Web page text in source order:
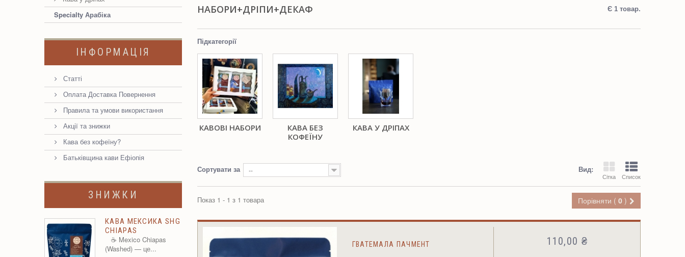
Specialty Арабіка
ІНФОРМАЦІЯ
Статті
Оплата Доставка Повернення
Правила та умови використання
Акції та знижки
Кава без кофеїну?
Батьківщина кави Ефіопія
ЗНИЖКИ
КАВА МЕКСИКА SHG
CHIAPAS
☕ Mexico Chiapas
(Washed) — це...
НАБОРИ+ДРІПИ+ДЕКАФ Є 1 товар.
Підкатегорії
КАВОВІ НАБОРИ
КАВА БЕЗ
КОФЕЇНУ
КАВА У ДРІПАХ
Вид:
Сітка Список
Сортувати за --
Порівняти ( 0 )
Показ 1 - 1 з 1 товара
ГВАТЕМАЛА ПАЧМЕНТ 110,00 ₴